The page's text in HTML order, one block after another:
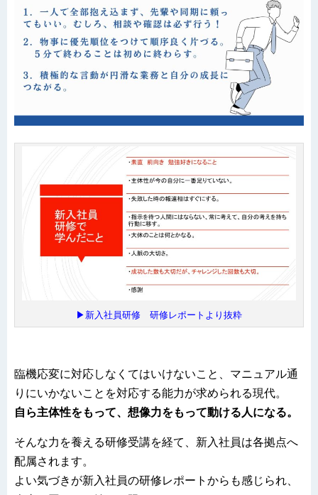
▶新入社員研修 研修レポートより抜粋
臨機応変に対応しなくてはいけないこと、マニュアル通
りにいかないことを対応する能力が求められる現代。
自ら主体性をもって、想像力をもって動ける人になる。
そんな力を養える研修受講を経て、新入社員は各拠点へ
配属されます。
よい気づきが新入社員の研修レポートからも感じられ、